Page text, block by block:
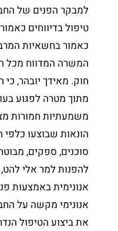
למבקר הפנים של
טיפול בדיווחים
כאמור בחשאיות
המשרה המדווח מכל
חוק. מאידך יובהר, כי
מתוך מטרה לפגוע
משמעתיות חמורות
הונאות שבוצעו כלפי
סוכנים, ספקים,
להפנות למר אלי
אנונימית באמצעות
אנונימי מקשה על
את ביצוע הטיפול